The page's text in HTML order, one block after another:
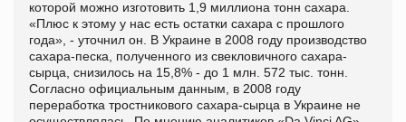
которой можно изготовить 1,9 миллиона тонн сахара.
«Плюс к этому у нас есть остатки сахара с прошлого
года», - уточнил он. В Украине в 2008 году производство
сахара-песка, полученного из свекловичного сахара-
сырца, снизилось на 15,8% - до 1 млн. 572 тыс. тонн.
Согласно официальным данным, в 2008 году
переработка тростникового сахара-сырца в Украине не